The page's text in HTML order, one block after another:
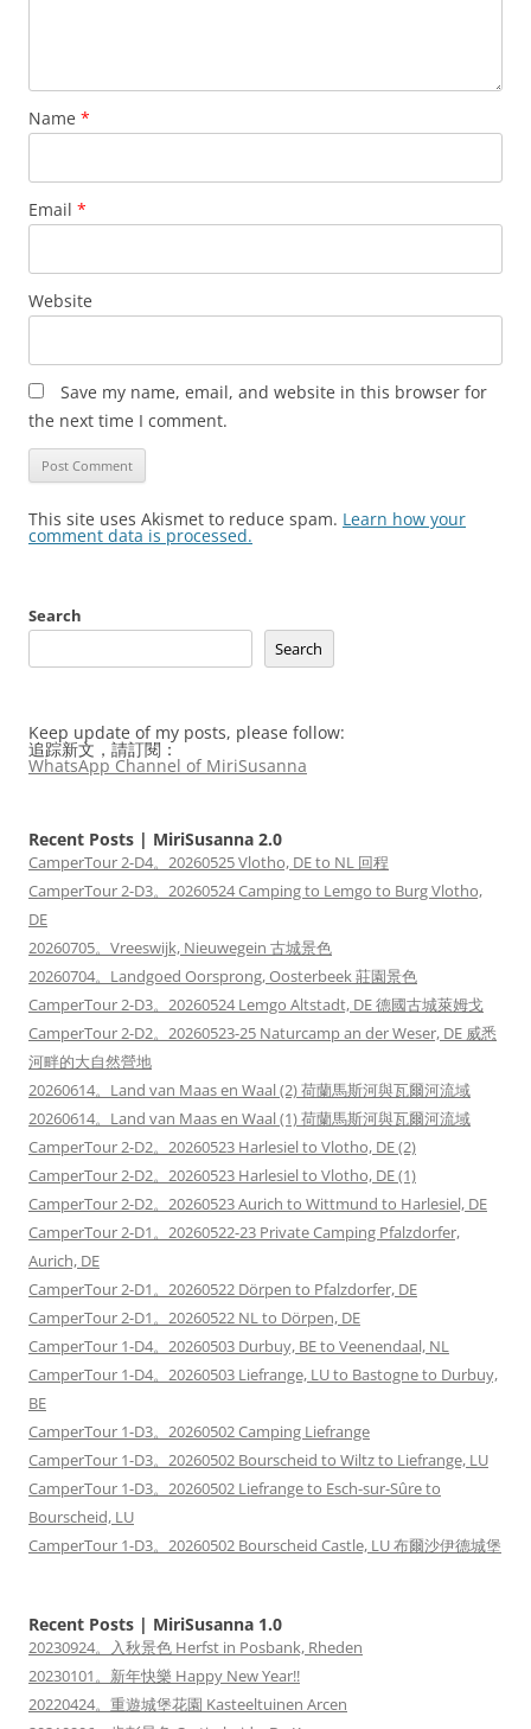
Name *
Email *
Website
Save my name, email, and website in this browser for
the next time I comment.
This site uses Akismet to reduce spam. Learn how your
comment data is processed.
Search
Search
Keep update of my posts, please follow:
追踪新文，請訂閱：
WhatsApp Channel of MiriSusanna
Recent Posts | MiriSusanna 2.0
CamperTour 2-D4。20260525 Vlotho, DE to NL 回程
CamperTour 2-D3。20260524 Camping to Lemgo to Burg Vlotho,
DE
20260705。Vreeswijk, Nieuwegein 古城景色
20260704。Landgoed Oorsprong, Oosterbeek 莊園景色
CamperTour 2-D3。20260524 Lemgo Altstadt, DE 德國古城萊姆戈
CamperTour 2-D2。20260523-25 Naturcamp an der Weser, DE 威悉
河畔的大自然營地
20260614。Land van Maas en Waal (2) 荷蘭馬斯河與瓦爾河流域
20260614。Land van Maas en Waal (1) 荷蘭馬斯河與瓦爾河流域
CamperTour 2-D2。20260523 Harlesiel to Vlotho, DE (2)
CamperTour 2-D2。20260523 Harlesiel to Vlotho, DE (1)
CamperTour 2-D2。20260523 Aurich to Wittmund to Harlesiel, DE
CamperTour 2-D1。20260522-23 Private Camping Pfalzdorfer,
Aurich, DE
CamperTour 2-D1。20260522 Dörpen to Pfalzdorfer, DE
CamperTour 2-D1。20260522 NL to Dörpen, DE
CamperTour 1-D4。20260503 Durbuy, BE to Veenendaal, NL
CamperTour 1-D4。20260503 Liefrange, LU to Bastogne to Durbuy,
BE
CamperTour 1-D3。20260502 Camping Liefrange
CamperTour 1-D3。20260502 Bourscheid to Wiltz to Liefrange, LU
CamperTour 1-D3。20260502 Liefrange to Esch-sur-Sûre to
Bourscheid, LU
CamperTour 1-D3。20260502 Bourscheid Castle, LU 布爾沙伊德城堡
Recent Posts | MiriSusanna 1.0
20230924。入秋景色 Herfst in Posbank, Rheden
20230101。新年快樂 Happy New Year!!
20220424。重遊城堡花園 Kasteeltuinen Arcen